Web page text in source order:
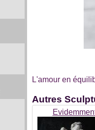
L'amour en
Autres